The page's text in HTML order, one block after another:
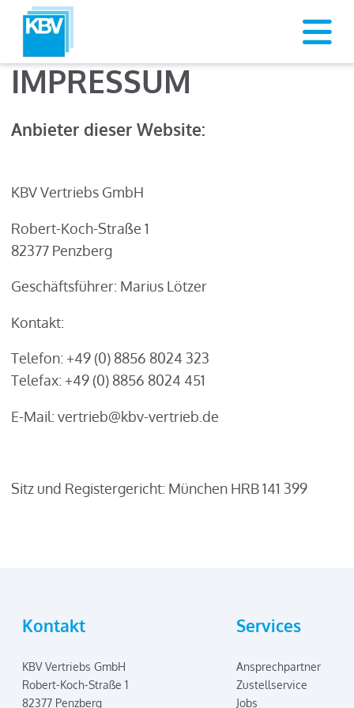
IMPRESSUM
Anbieter dieser Website:
KBV Vertriebs GmbH
Robert-Koch-Straße 1
82377 Penzberg
Geschäftsführer: Marius Lötzer
Kontakt:
Telefon: +49 (0) 8856 8024 323
Telefax: +49 (0) 8856 8024 451
E-Mail: vertrieb@kbv-vertrieb.de
Sitz und Registergericht: München HRB 141 399
Kontakt
KBV Vertriebs GmbH
Robert-Koch-Straße 1
82377 Penzberg
Services
Ansprechpartner
Zustellservice
Jobs